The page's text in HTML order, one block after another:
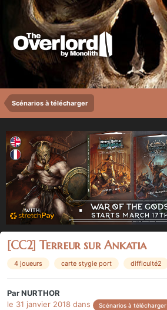
Scénarios à télécharger
[CC2] Terreur sur Ankatia
4 joueurs carte stygie port difficulté2
ParNURTHOR
le 31 janvier 2018 dans Scénarios à télécharger